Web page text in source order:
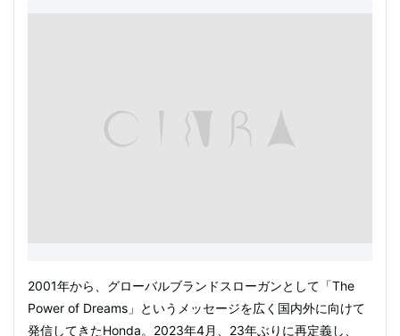
2001年から、グローバルブランドスローガンとして「The
Power of Dreams」というメッセージを広く国内外に向けて
発信してきたHonda。2023年4月、23年ぶりに再定義し、